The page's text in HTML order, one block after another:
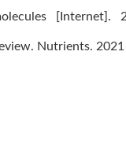
[Internet].
Nutrients. 2021